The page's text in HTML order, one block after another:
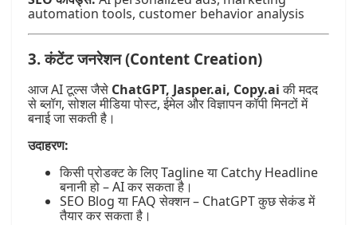
automation tools, customer behavior analysis
3.कंटेंट जनरेशन (Content Creation)
आज AI टूल्स जैसे ChatGPT, Jasper.ai, Copy.aiकी मदद
से ब्लॉग, सोशल मीडिया पोस्ट, ईमेल और विज्ञापन कॉपी मिनटों में
बनाई जा सकती है।
उदाहरण:
किसी प्रोडक्ट के लिए Tagline या Catchy Headline
बनानी हो – AI कर सकता है।
SEO Blog या FAQ सेक्शन – ChatGPT कुछ सेकंड में
तैयार कर सकता है।